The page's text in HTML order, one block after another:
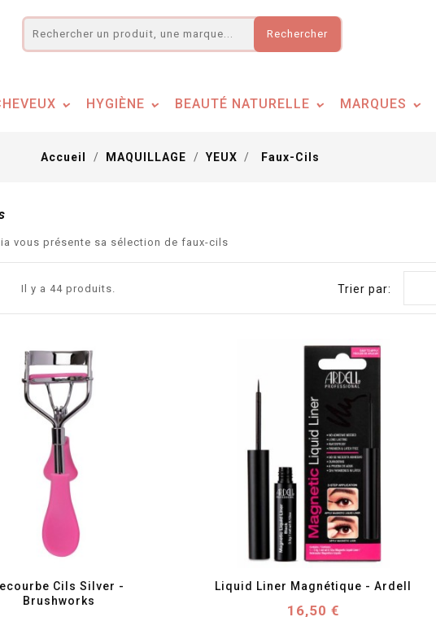
Rechercher
HYGIÈNE BEAUTÉ NATURELLE MARQUES
Accueil MAQUILLAGE YEUX Faux-Cils
vous présente sa sélection de faux-cils
Il y a 44 produits. Trier par:
Cils Silver -
Brushworks
favorite_border visibility
Liquid Liner Magnétique - Ardell
Prix
16,50 €